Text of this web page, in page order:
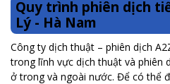
Quy trình phiên dịch
Lý - Hà Nam
Công ty dịch thuật – phiên dịch
trong lĩnh vực dịch thuật và phiên
ở trong và ngoài nước. Để có thể